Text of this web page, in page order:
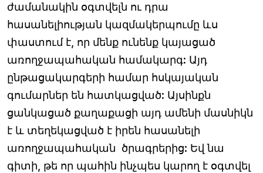
ժամանակին օգտվելն ու դրա
հասանելիության կազմակերպումը ևս
փաստում է, որ մենք ունենք կայացած
առողջապահական համակարգ: Այդ
ընթացակարգերի համար հսկայական
գումարներ են հատկացված: Այսինքն
ցանկացած քաղաքացի այդ ամենի մասնիկն
է և տեղեկացված է իրեն հասանելի
առողջապահական ծրագրերից: Եվ նա
գիտի, թե որ պահին ինչպես կարող է օգտվել